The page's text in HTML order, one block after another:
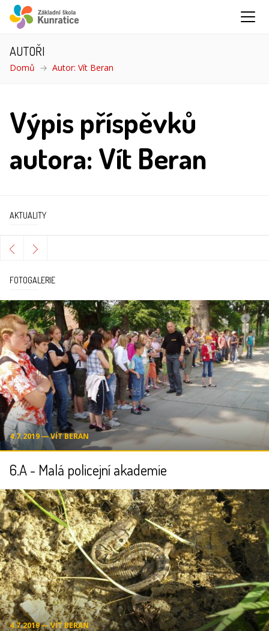
AUTOŘI
Domů Autor: Vít Beran
Výpis příspěvků
autora: Vít Beran
AKTUALITY
FOTOGALERIE
4.7.2019 ― VÍT BERAN
6.A - Malá policejní akademie
4.7.2019 ― VÍT BERAN